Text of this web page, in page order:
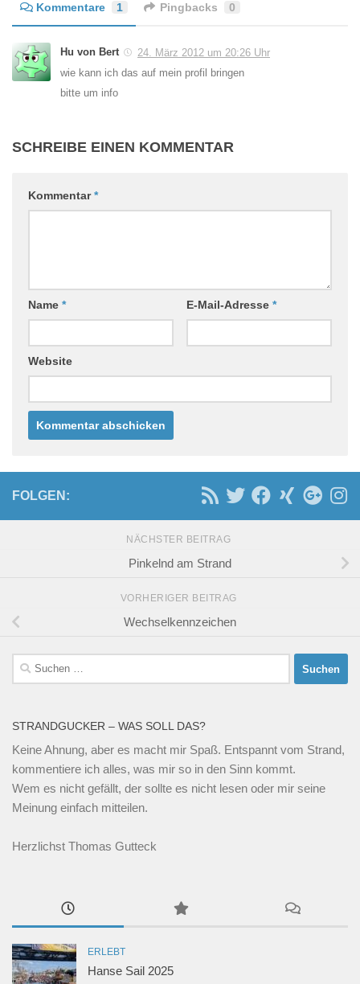
Kommentare 1 Pingbacks 0
Hu von Bert
24. März 2012 um 20:26 Uhr
wie kann ich das auf mein profil bringen
bitte um info
SCHREIBE EINEN KOMMENTAR
Kommentar*
Name * E-Mail-Adresse *
Website
FOLGEN:
NÄCHSTER BEITRAG
Pinkelnd am Strand
VORHERIGER BEITRAG
Wechselkennzeichen
Suchen
nach:
STRANDGUCKER – WAS SOLL DAS?
Keine Ahnung, aber es macht mir Spaß. Entspannt vom Strand,
kommentiere ich alles, was mir so in den Sinn kommt.
Wem es nicht gefällt, der sollte es nicht lesen oder mir seine
Meinung einfach mitteilen.
Herzlichst Thomas Gutteck
ERLEBT
Hanse Sail 2025